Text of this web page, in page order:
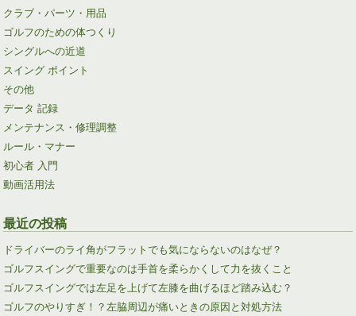
クラブ・パーツ・用品
ゴルフのための体つくり
シングルへの近道
スイング ポイント
その他
データ 記録
メンテナンス・修理調整
ルール・マナー
初心者 入門
動画活用法
最近の投稿
ドライバーのライ角がフラットでも気にならないのはなぜ？
ゴルフスイングで重要なのは手首を柔らかくして力を抜くこと
ゴルフスイングでは左足を上げて左膝を曲げるほど踏み込む？
ゴルフのやりすぎ！？左脇周辺が痛いときの原因と対処方法